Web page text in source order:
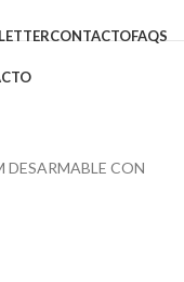
CONTACTOFAQS
DESARMABLE CON